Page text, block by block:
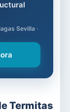
Sevilla ·
Termitas